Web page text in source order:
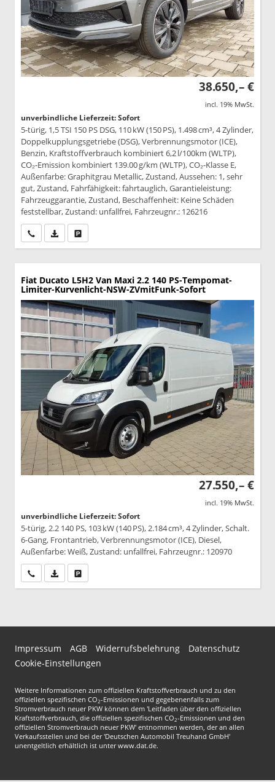
38.650,– €
incl. 19% MwSt.
unverbindliche Lieferzeit: Sofort
5-türig, 1,5 TSI 150 PS DSG, 110 kW (150 PS), 1.498 cm³, 4 Zylinder,
Doppelkupplungsgetriebe (DSG), Verbrennungsmotor (ICE),
Benzin, Kraftstoffverbrauch kombiniert 6,2 l/100km (WLTP),
CO₂-Emission kombiniert 139.00 g/km (WLTP), CO₂-Klasse E,
Außenfarbe: Graphitgrau Metallic, Zustand, Aussehen: 1, sehr
gut, Zustand, Fahrfähigkeit: fahrtauglich, Garantieleistung:
Fahrzeuggarantie, Zustand, Beschaffenheit: Keine Schäden
feststellbar, Zustand: unfallfrei, Fahrzeugnr.: 126216
Wir rufen Sie anPDF-Datei, Fahrzeugexposé drucken
Fiat Ducato L5H2 Van Maxi 2.2 140 PS-Tempomat-
Limiter-Kurvenlicht-NSW-ZVmitFunk-Sofort
27.550,– €
incl. 19% MwSt.
unverbindliche Lieferzeit: Sofort
5-türig, 2.2 140 PS, 103 kW (140 PS), 2.184 cm³, 4 Zylinder, Schalt.
6-Gang, Frontantrieb, Verbrennungsmotor (ICE), Diesel,
Außenfarbe: Weiß, Zustand: unfallfrei, Fahrzeugnr.: 120970
Wir rufen Sie anPDF-Datei, Fahrzeugexposé drucken
Impressum AGB Widerrufsbelehrung
Datenschutz
Cookie-Einstellungen
Weitere Informationen zum offiziellen Kraftstoffverbrauch und zu den
offiziellen spezifischen CO2-Emissionen und gegebenenfalls zum
Stromverbrauch neuer PKW können dem 'Leitfaden über den offiziellen
Kraftstoffverbrauch, die offiziellen spezifischen CO2-Emissionen und den
offiziellen Stromverbrauch neuer PKW' entnommen werden, der an allen
Verkaufsstellen und bei der 'Deutschen Automobil Treuhand GmbH'
unentgeltlich erhältlich ist unter www.dat.de.